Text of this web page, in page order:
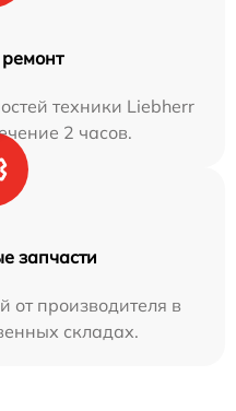
техники Liebherr
2 часов.
запчасти
от производителя в
складах.